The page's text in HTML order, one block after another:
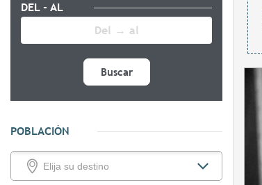
DEL - AL
Buscar
POBLACIÓN